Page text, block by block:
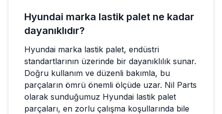
Hyundai marka lastik palet ne kadar
dayanıklıdır?
Hyundai marka lastik palet, endüstri
standartlarının üzerinde bir dayanıklılık sunar.
Doğru kullanım ve düzenli bakımla, bu
parçaların ömrü önemli ölçüde uzar. Nil Parts
olarak sunduğumuz Hyundai lastik palet
parçaları, en zorlu çalışma koşullarında bile